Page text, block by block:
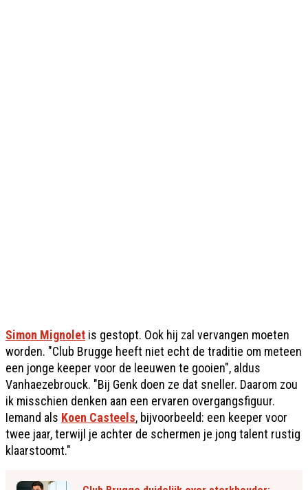
Simon Mignolet is gestopt. Ook hij zal vervangen moeten
worden. "Club Brugge heeft niet echt de traditie om meteen
een jonge keeper voor de leeuwen te gooien", aldus
Vanhaezebrouck. "Bij Genk doen ze dat sneller. Daarom zou
ik misschien denken aan een ervaren overgangsfiguur.
Iemand als Koen Casteels, bijvoorbeeld: een keeper voor
twee jaar, terwijl je achter de schermen je jong talent rustig
klaarstoomt."